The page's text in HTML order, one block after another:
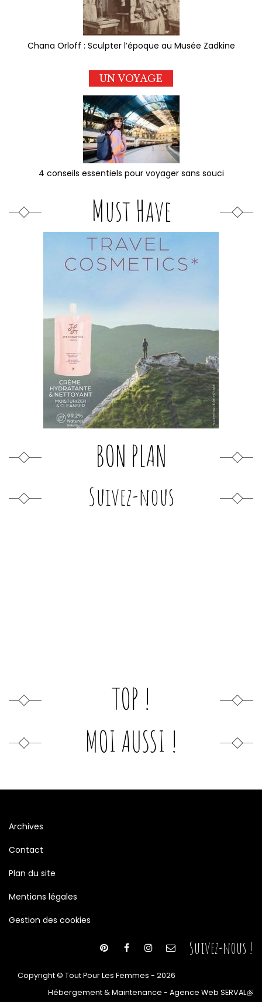
Chana Orloff : Sculpter l’époque au Musée Zadkine
UN VOYAGE
4 conseils essentiels pour voyager sans souci
Must Have
BON PLAN
Suivez-nous
TOP !
MOI AUSSI !
Archives
Contact
Plan du site
Mentions légales
Gestion des cookies
Suivez-nous !
Copyright © Tout Pour Les Femmes - 2026
Hébergement & Maintenance - Agence Web SERVAL(le